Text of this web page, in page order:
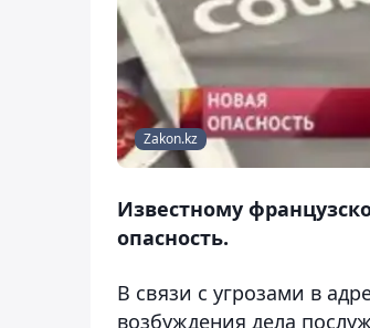
Zakon.kz
Известному
опасность.
В связи с угрозами в
возбуждения дела